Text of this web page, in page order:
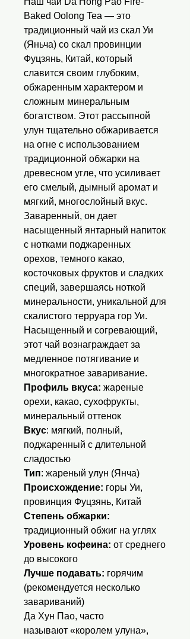
Baked Oolong Tea — это
традиционный чай из скал Уи
(Яньча) со скал провинции
Фуцзянь, Китай, который
славится своим глубоким,
обжаренным характером и
сложным минеральным
богатством. Этот рассыпной
улун тщательно обжаривается
на огне с использованием
традиционной обжарки на
древесном угле, что усиливает
его смелый, дымный аромат и
мягкий, многослойный вкус.
Заваренный, он дает
насыщенный янтарный напиток
с нотками поджаренных
орехов, темного какао,
косточковых фруктов и сладких
специй, завершаясь ноткой
минеральности, уникальной для
скалистого терруара гор Уи.
Насыщенный и согревающий,
этот чай вознаграждает за
медленное потягивание и
многократное заваривание.
Профиль вкуса: жареные
орехи, какао, сухофрукты,
минеральный оттенок
Вкус: мягкий, полный,
поджаренный с длительной
сладостью
Тип: жареный улун (Янча)
Происхождение: горы Уи,
провинция Фуцзянь, Китай
Степень обжарки:
традиционный обжиг на углях
Уровень кофеина: от среднего
до высокого
Лучше подавать: горячим
(рекомендуется несколько
завариваний)
Да Хун Пао, часто
называют «королем улуна»,